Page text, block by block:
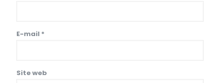
E-mail *
Site web